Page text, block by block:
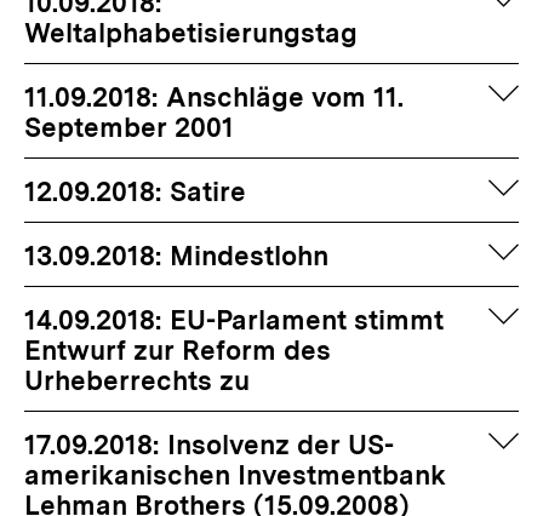
Weltalphabetisierungstag
11.09.2018: Anschläge vom 11.
September 2001
12.09.2018: Satire
13.09.2018: Mindestlohn
14.09.2018: EU-Parlament stimmt
Entwurf zur Reform des
Urheberrechts zu
17.09.2018: Insolvenz der US-
amerikanischen Investmentbank
Lehman Brothers (15.09.2008)